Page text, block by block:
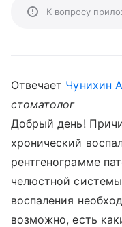
К вопросу
Отвечает Чунихин
стоматолог
Добрый день!
хронический
рентгенограмме
челюстной
воспаления
возможно, есть